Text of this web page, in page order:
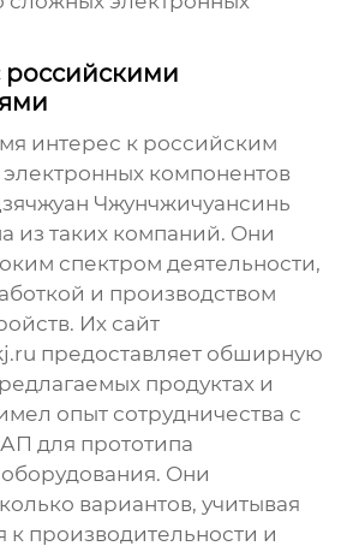
российскими
интерес к российским
компонентов
Чжунчжичуансинь
из таких компаний. Они
спектром деятельности,
и производством
Их сайт
предоставляет обширную
продуктах и
опыт сотрудничества с
для прототипа
Они
вариантов, учитывая
производительности и